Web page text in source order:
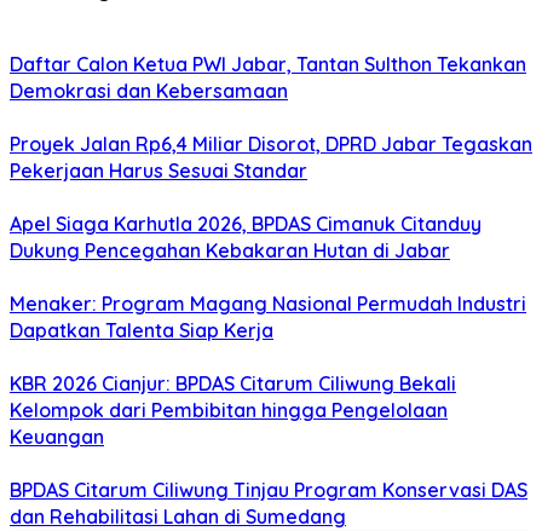
Daftar Calon Ketua PWI Jabar, Tantan Sulthon Tekankan
Demokrasi dan Kebersamaan
Proyek Jalan Rp6,4 Miliar Disorot, DPRD Jabar Tegaskan
Pekerjaan Harus Sesuai Standar
Apel Siaga Karhutla 2026, BPDAS Cimanuk Citanduy
Dukung Pencegahan Kebakaran Hutan di Jabar
Menaker: Program Magang Nasional Permudah Industri
Dapatkan Talenta Siap Kerja
KBR 2026 Cianjur: BPDAS Citarum Ciliwung Bekali
Kelompok dari Pembibitan hingga Pengelolaan
Keuangan
BPDAS Citarum Ciliwung Tinjau Program Konservasi DAS
dan Rehabilitasi Lahan di Sumedang